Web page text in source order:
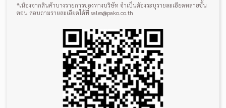
*เนื่องจากสินค้าบางรายการของทางบริษัท จำเป็นต้องระบุรายละเอียดหลายขั้น
ตอน สอบถามรายละเอียดได้ที่ sales@pako.co.th